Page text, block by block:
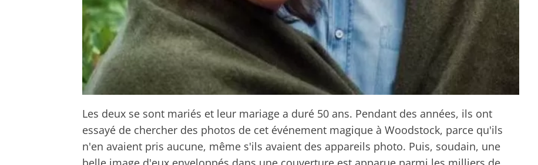
Les deux se sont mariés et leur mariage a duré 50 ans. Pendant des années, ils ont
essayé de chercher des photos de cet événement magique à Woodstock, parce qu'ils
n'en avaient pris aucune, même s'ils avaient des appareils photo. Puis, soudain, une